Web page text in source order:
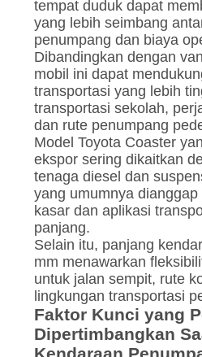
tempat duduk dapat
yang lebih seimbang
penumpang dan biaya
Dibandingkan dengan
mobil ini dapat
transportasi yang lebih
transportasi sekolah,
dan rute penumpang
Model Toyota Coaster
ekspor sering dikaitkan
tenaga diesel dan
yang umumnya
kasar dan aplikasi
panjang.
Selain itu, panjang
mm menawarkan
untuk jalan sempit, rute
lingkungan transportasi
Faktor Kunci yang
Dipertimbangkan